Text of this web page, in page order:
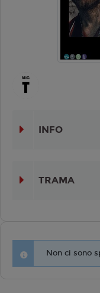
INFO
TRAMA
Non ci sono